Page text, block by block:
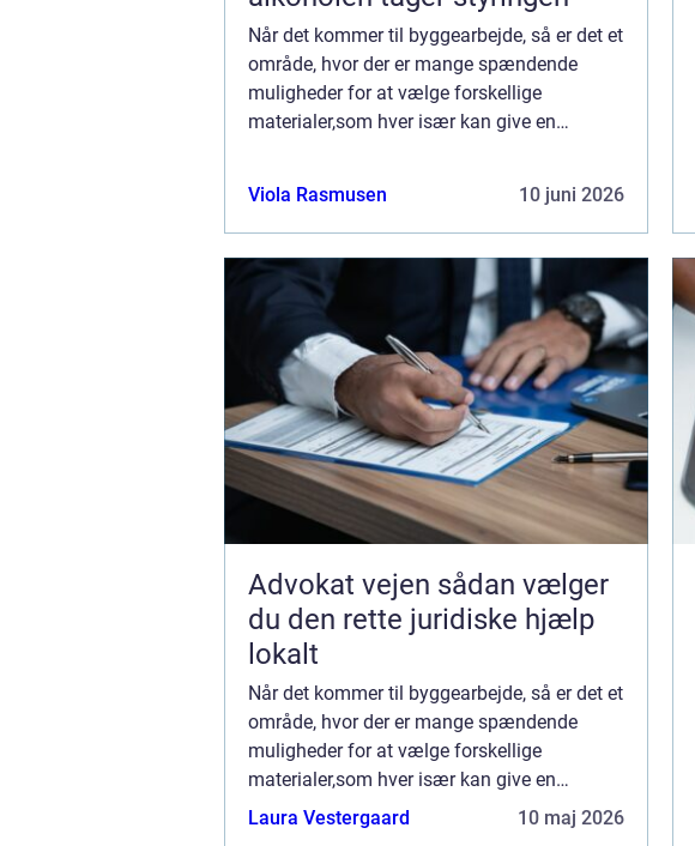
Når det kommer til byggearbejde, så er det et
område, hvor der er mange spændende
muligheder for at vælge forskellige
materialer,som hver især kan give en
Viola Rasmusen 10 juni 2026
Advokat vejen sådan vælger
du den rette juridiske hjælp
lokalt
Når det kommer til byggearbejde, så er det et
område, hvor der er mange spændende
muligheder for at vælge forskellige
materialer,som hver især kan give en
bygning et unikt udtryk. Nogle af de
Laura Vestergaard 10 maj 2026